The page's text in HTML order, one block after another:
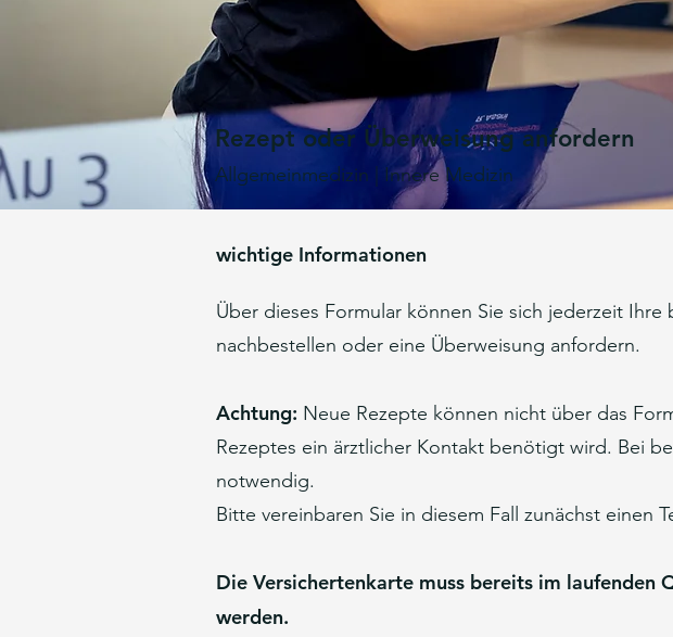
Rezept oder Überweisung anfordern
Allgemeinmedizin | Innere Medizin
wichtige Informationen
Über dieses Formular können Sie sich jederzeit
nachbestellen oder eine Überweisung anfordern.
Achtung: Neue Rezepte können nicht über das
Rezeptes ein ärztlicher Kontakt benötigt wird. Bei
notwendig.
Bitte vereinbaren Sie in diesem Fall zunächst einen
Die Versichertenkarte muss bereits im
werden.